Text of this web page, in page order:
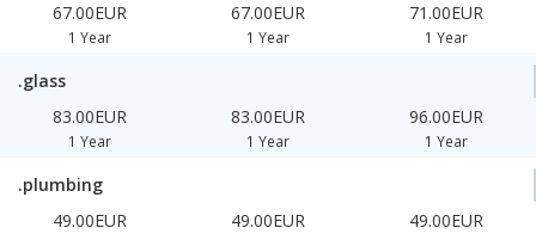
67.00EUR
1 Year
67.00EUR
1 Year
71.00EUR
1 Year
.glass
83.00EUR
1 Year
83.00EUR
1 Year
96.00EUR
1 Year
.plumbing
49.00EUR
49.00EUR 49.00EUR